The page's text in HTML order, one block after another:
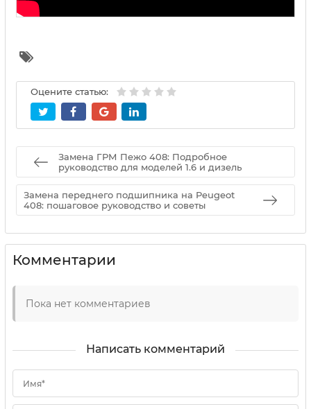
Оцените статью:
Замена ГРМ Пежо 408: Подробное
руководство для моделей 1.6 и дизель
Замена переднего подшипника на Peugeot
408: пошаговое руководство и советы
Комментарии
Пока нет комментариев
Написать комментарий
Имя*